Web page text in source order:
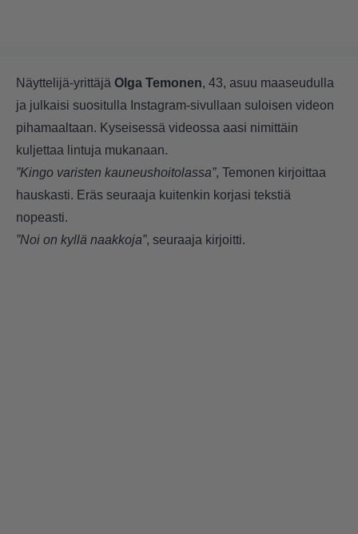
Näyttelijä-yrittäjä Olga Temonen, 43, asuu maaseudulla
ja julkaisi suositulla Instagram-sivullaan suloisen videon
pihamaaltaan. Kyseisessä videossa aasi nimittäin
kuljettaa lintuja mukanaan.
”Kingo varisten kauneushoitolassa”, Temonen kirjoittaa
hauskasti. Eräs seuraaja kuitenkin korjasi tekstiä
nopeasti.
”Noi on kyllä naakkoja”, seuraaja kirjoitti.